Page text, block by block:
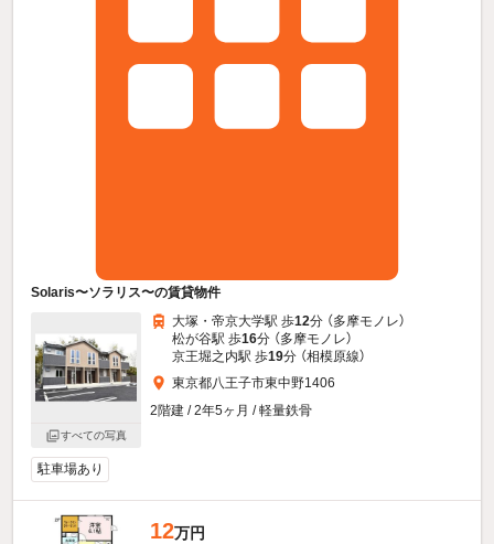
Solaris〜ソラリス〜の賃貸物件
すべての写真
大塚・帝京大学駅 歩12分 （多摩モノレ）
松が谷駅 歩16分 （多摩モノレ）
京王堀之内駅 歩19分 （相模原線）
東京都八王子市東中野1406
2階建 / 2年5ヶ月 / 軽量鉄骨
駐車場あり
12万円